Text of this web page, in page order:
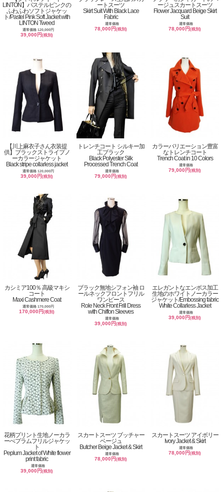
LINTON】パステルピンクの
ふわふわソフトジャケッ
ト/Pastel Pink Soft Jacket with
LINTON Tweed
通常価格 120,000円
39,000円(税別)
ートスーツ
Skirt Suit With Black Lace
Fabric
通常価格
78,000円(税別)
ージュスカートスーツ
Flower Jacquard Beige Skirt
Suit
通常価格
78,000円(税別)
【川上麻衣子さん衣装提
供】ブラックストライプノ
ーカラージャケット
Black stripe collarless jacket
通常価格 120,000円
39,000円(税別)
トレンチコート シルキー加
工ブラック
Black Polyester Silk
Processed Trench Coat
通常価格
79,000円(税別)
カラーバリエーション豊富
なトレンチコート
Trench Coat in 10 Colors
通常価格
79,000円(税別)
カシミア100％ 高級マキシ
コート
Maxi Cashmere Coat
通常価格 170,000円
170,000円(税別)
ブラック無地シフォン袖 ロ
ールネックフロントフリル
ワンピース
Role Neck Front Frill Dress
with Chiffon Sleeves
通常価格
39,000円(税別)
エレガントなエンボス加工
生地のホワイトノーカラー
ジャケット/Embossing fabric
White Collarless Jacket
通常価格
39,000円(税別)
花柄プリント生地ノーカラ
ーぺプラムフリルジャケッ
ト
Peplum Jacket of White flower
print fabric
通常価格
39,000円(税別)
スカートスーツ ブッチャー
ベージュ
Butcher Beige Jacket & Skirt
通常価格
78,000円(税別)
スカートスーツ アイボリー
Ivory Jacket & Skirt
通常価格
78,000円(税別)